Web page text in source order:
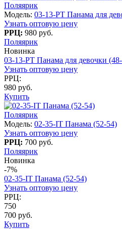
Поляярик
Модель: 03-13-PT Панама для
Узнать оптовую цену
РРЦ: 980 руб.
Поляярик
Новинка
03-13-PT Панама для девочки
Узнать оптовую цену
РРЦ:
980 руб.
Купить
Поляярик
Модель: 02-35-IT Панама (52-54)
Узнать оптовую цену
РРЦ: 700 руб.
Поляярик
Новинка
-7%
02-35-IT Панама (52-54)
Узнать оптовую цену
РРЦ:
750
700 руб.
Купить